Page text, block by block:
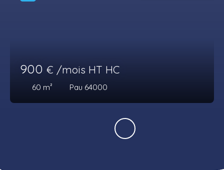
900 € /mois HT HC
60 m² Pau 64000